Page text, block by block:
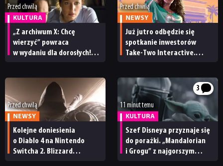
Przed chwilą
KULTURA
„Z archiwum X: Chcę
wierzyć” powraca
w wydaniu dla dorosłych!
Przed chwilą
NEWSY
Już jutro odbędzie się
spotkanie inwestorów
Take-Two Interactive.
Przed chwilą
NEWSY
Kolejne doniesienia
o Diablo 4 na Nintendo
Switcha 2. Blizzard
3
11 minut temu
KULTURA
Szef Disneya przyznaje się
do porażki. „Mandalorian
i Grogu” z najgorszym